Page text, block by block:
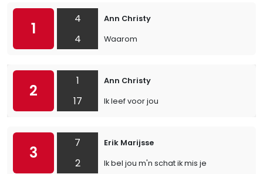
1
4
4
Ann Christy
Waarom
2
1
17
Ann Christy
Ik leef voor jou
3
7
2
Erik Marijsse
Ik bel jou m'n schat ik mis je